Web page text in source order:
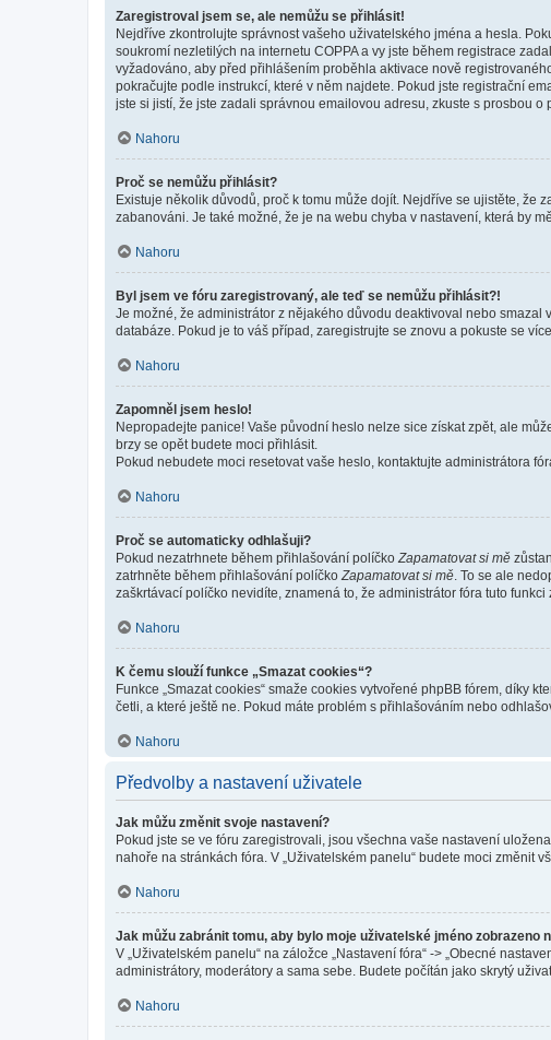
Zaregistroval jsem se, ale nemůžu se přihlásit!
Nejdříve zkontrolujte správnost vašeho uživatelského jména a hesla.
soukromí nezletilých na internetu COPPA a vy jste během registrace
vyžadováno, aby před přihlášením proběhla aktivace nově
pokračujte podle instrukcí, které v něm najdete. Pokud jste registrační
jste si jistí, že jste zadali správnou emailovou adresu, zkuste s prosbou o
Nahoru
Proč se nemůžu přihlásit?
Existuje několik důvodů, proč k tomu může dojít. Nejdříve se ujistěte, že
zabanováni. Je také možné, že je na webu chyba v nastavení, která by
Nahoru
Byl jsem ve fóru zaregistrovaný, ale teď se nemůžu přihlásit?!
Je možné, že administrátor z nějakého důvodu deaktivoval nebo
databáze. Pokud je to váš případ, zaregistrujte se znovu a pokuste se
Nahoru
Zapomněl jsem heslo!
Nepropadejte panice! Vaše původní heslo nelze sice získat zpět, ale
brzy se opět budete moci přihlásit.
Pokud nebudete moci resetovat vaše heslo, kontaktujte administrátora
Nahoru
Proč se automaticky odhlašuji?
Pokud nezatrhnete během přihlašování políčko Zapamatovat si mě
zatrhněte během přihlašování políčko Zapamatovat si mě . To se ale
zaškrtávací políčko nevidíte, znamená to, že administrátor fóra tuto funkci
Nahoru
K čemu slouží funkce „Smazat cookies“?
Funkce „Smazat cookies“ smaže cookies vytvořené phpBB fórem, díky
četli, a které ještě ne. Pokud máte problém s přihlašováním nebo
Nahoru
Předvolby a nastavení uživatele
Jak můžu změnit svoje nastavení?
Pokud jste se ve fóru zaregistrovali, jsou všechna vaše nastavení
nahoře na stránkách fóra. V „Uživatelském panelu“ budete moci změnit
Nahoru
Jak můžu zabránit tomu, aby bylo moje uživatelské jméno zobrazeno
V „Uživatelském panelu“ na záložce „Nastavení fóra“ -> „Obecné
administrátory, moderátory a sama sebe. Budete počítán jako skrytý
Nahoru